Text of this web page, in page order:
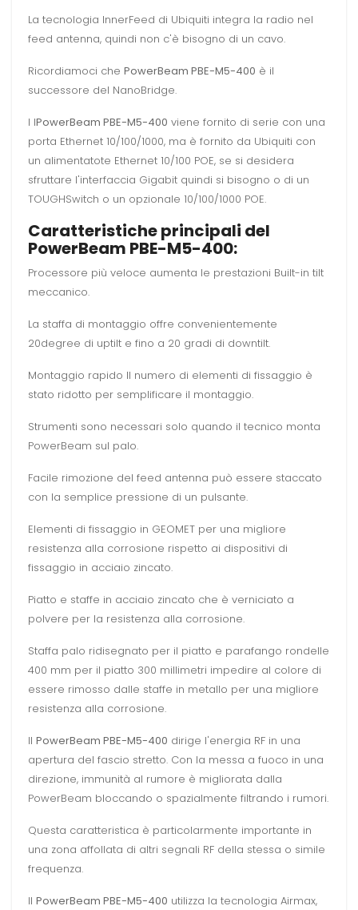
La tecnologia InnerFeed di Ubiquiti integra la radio nel
feed antenna, quindi non c'è bisogno di un cavo.
Ricordiamoci che PowerBeam PBE-M5-400 è il
successore del NanoBridge.
I lPowerBeam PBE-M5-400 viene fornito di serie con una
porta Ethernet 10/100/1000, ma è fornito da Ubiquiti con
un alimentatote Ethernet 10/100 POE, se si desidera
sfruttare l'interfaccia Gigabit quindi si bisogno o di un
TOUGHSwitch o un opzionale 10/100/1000 POE.
Caratteristiche principali del
PowerBeam PBE-M5-400:
Processore più veloce aumenta le prestazioni Built-in tilt
meccanico.
La staffa di montaggio offre convenientemente
20degree di uptilt e fino a 20 gradi di downtilt.
Montaggio rapido Il numero di elementi di fissaggio è
stato ridotto per semplificare il montaggio.
Strumenti sono necessari solo quando il tecnico monta
PowerBeam sul palo.
Facile rimozione del feed antenna può essere staccato
con la semplice pressione di un pulsante.
Elementi di fissaggio in GEOMET per una migliore
resistenza alla corrosione rispetto ai dispositivi di
fissaggio in acciaio zincato.
Piatto e staffe in acciaio zincato che è verniciato a
polvere per la resistenza alla corrosione.
Staffa palo ridisegnato per il piatto e parafango rondelle
400 mm per il piatto 300 millimetri impedire al colore di
essere rimosso dalle staffe in metallo per una migliore
resistenza alla corrosione.
Il PowerBeam PBE-M5-400 dirige l'energia RF in una
apertura del fascio stretto. Con la messa a fuoco in una
direzione, immunità al rumore è migliorata dalla
PowerBeam bloccando o spazialmente filtrando i rumori.
Questa caratteristica è particolarmente importante in
una zona affollata di altri segnali RF della stessa o simile
frequenza.
Il PowerBeam PBE-M5-400 utilizza la tecnologia Airmax,